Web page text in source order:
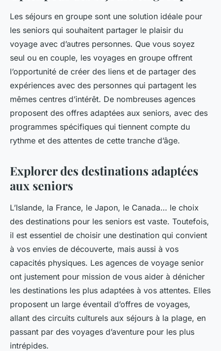
Les séjours en groupe sont une solution idéale pour
les seniors qui souhaitent partager le plaisir du
voyage avec d’autres personnes. Que vous soyez
seul ou en couple, les voyages en groupe offrent
l’opportunité de créer des liens et de partager des
expériences avec des personnes qui partagent les
mêmes centres d’intérêt. De nombreuses agences
proposent des offres adaptées aux seniors, avec des
programmes spécifiques qui tiennent compte du
rythme et des attentes de cette tranche d’âge.
Explorer des destinations adaptées
aux seniors
L’Islande, la France, le Japon, le Canada… le choix
des destinations pour les seniors est vaste. Toutefois,
il est essentiel de choisir une destination qui convient
à vos envies de découverte, mais aussi à vos
capacités physiques. Les agences de voyage senior
ont justement pour mission de vous aider à dénicher
les destinations les plus adaptées à vos attentes. Elles
proposent un large éventail d’offres de voyages,
allant des circuits culturels aux séjours à la plage, en
passant par des voyages d’aventure pour les plus
intrépides.